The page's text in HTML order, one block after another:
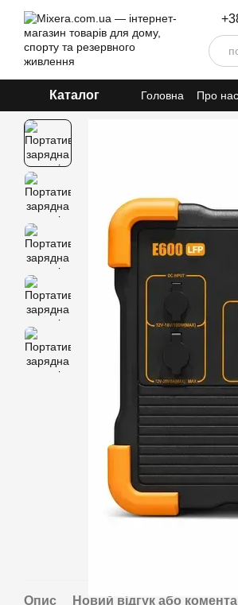
Перейти до основного контенту
Каталог Головна Про нас
Опис Новий відгук або